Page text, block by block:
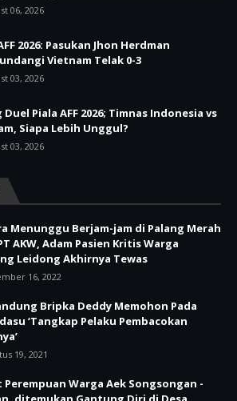
06, 2026
2026: Pasukan Jhon Herdman
Vietnam Telak 0-3
03, 2026
Duel Piala AFF 2026; Timnas Indonesia vs
Siapa Lebih Unggul?
03, 2026
Menunggu Berjam-jam di Palang Merah
AKW, Adam Pasien Kritis Warga
Leidong Akhirnya Tewas
16, 2022
Bripka Deddy Memohon Pada
‘Tangkap Pelaku Pembacokan
19, 2021
Perempuan Warga Aek Songsongan -